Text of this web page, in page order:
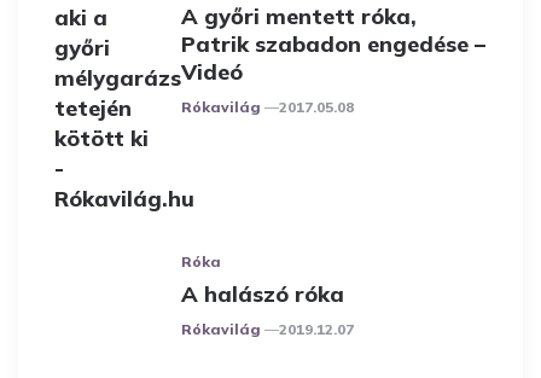
A győri mentett róka,
Patrik szabadon engedése –
Videó
Posted
Rókavilág 2017.05.08
Róka
A halászó róka
Posted
Rókavilág 2019.12.07